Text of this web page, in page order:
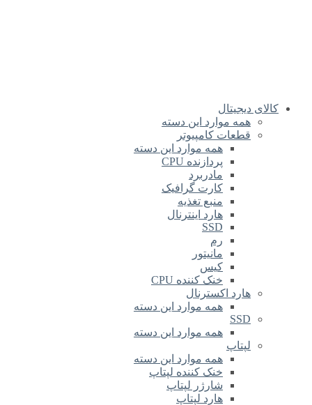
کالای دیجیتال
همه موارد این دسته
قطعات کامپیوتر
همه موارد این دسته
پردازنده CPU
مادربرد
کارت گرافیک
منبع تغذیه
هارد اینترنال
SSD
رم
مانیتور
کیس
خنک کننده CPU
هارد اکسترنال
همه موارد این دسته
SSD
همه موارد این دسته
لپتاپ
همه موارد این دسته
خنک کننده لپتاپ
شارژر لپتاپ
هارد لپتاپ